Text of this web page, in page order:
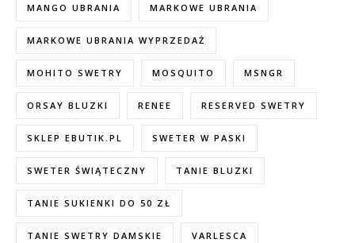
MANGO UBRANIA MARKOWE UBRANIA
MARKOWE UBRANIA WYPRZEDAŻ
MOHITO SWETRY MOSQUITO MSNGR
ORSAY BLUZKI RENEE RESERVED SWETRY
SKLEP EBUTIK.PL SWETER W PASKI
SWETER ŚWIĄTECZNY TANIE BLUZKI
TANIE SUKIENKI DO 50 ZŁ
TANIE SWETRY DAMSKIE VARLESCA